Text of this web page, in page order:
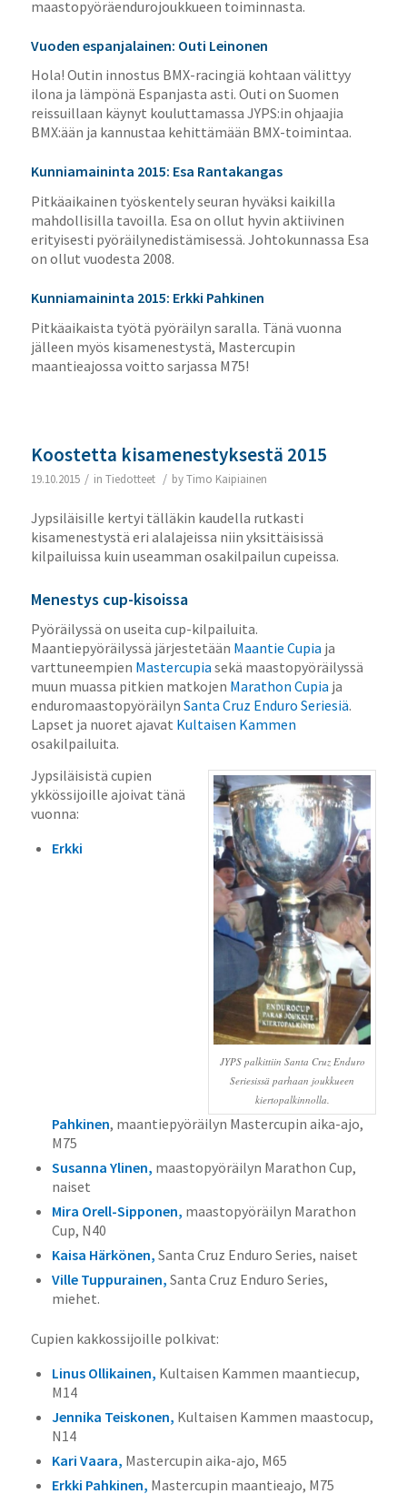
maastopyöräendurojoukkueen toiminnasta.
Vuoden espanjalainen: Outi Leinonen
Hola! Outin innostus BMX-racingiä kohtaan välittyy
ilona ja lämpönä Espanjasta asti. Outi on Suomen
reissuillaan käynyt kouluttamassa JYPS:in ohjaajia
BMX:ään ja kannustaa kehittämään BMX-toimintaa.
Kunniamaininta 2015: Esa Rantakangas
Pitkäaikainen työskentely seuran hyväksi kaikilla
mahdollisilla tavoilla. Esa on ollut hyvin aktiivinen
erityisesti pyöräilynedistämisessä. Johtokunnassa Esa
on ollut vuodesta 2008.
Kunniamaininta 2015: Erkki Pahkinen
Pitkäaikaista työtä pyöräilyn saralla. Tänä vuonna
jälleen myös kisamenestystä, Mastercupin
maantieajossa voitto sarjassa M75!
Koostetta kisamenestyksestä 2015
19.10.2015 / in Tiedotteet / byTimo Kaipiainen
Jypsiläisille kertyi tälläkin kaudella rutkasti
kisamenestystä eri alalajeissa niin yksittäisissä
kilpailuissa kuin useamman osakilpailun cupeissa.
Menestys cup-kisoissa
Pyöräilyssä on useita cup-kilpailuita.
Maantiepyöräilyssä järjestetään Maantie Cupia ja
varttuneempien Mastercupia sekä maastopyöräilyssä
muun muassa pitkien matkojen Marathon Cupia ja
enduromaastopyöräilyn Santa Cruz Enduro Seriesiä.
Lapset ja nuoret ajavat Kultaisen Kammen
osakilpailuita.
JYPS palkittiin Santa Cruz Enduro
Seriesissä parhaan joukkueen
kiertopalkinnolla.
Jypsiläisistä cupien
ykkössijoille ajoivat tänä
vuonna:
Erkki
Pahkinen, maantiepyöräilyn Mastercupin aika-ajo,
M75
Susanna Ylinen, maastopyöräilyn Marathon Cup,
naiset
Mira Orell-Sipponen, maastopyöräilyn Marathon
Cup, N40
Kaisa Härkönen, Santa Cruz Enduro Series, naiset
Ville Tuppurainen, Santa Cruz Enduro Series,
miehet.
Cupien kakkossijoille polkivat:
Linus Ollikainen, Kultaisen Kammen maantiecup,
M14
Jennika Teiskonen, Kultaisen Kammen maastocup,
N14
Kari Vaara, Mastercupin aika-ajo, M65
Erkki Pahkinen, Mastercupin maantieajo, M75